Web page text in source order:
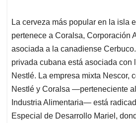
La cerveza más popular en la isla
pertenece a Coralsa, Corporación
asociada a la canadiense
privada cubana está asociada con
Nestlé. La empresa mixta Nescor,
Nestlé y Coralsa —perteneciente
Industria Alimentaria— está
Especial de Desarrollo Mariel,